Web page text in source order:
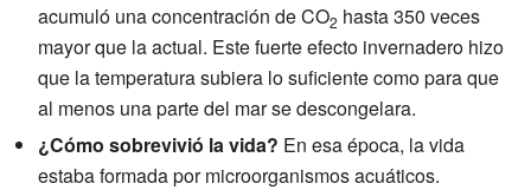
acumuló una concentración de CO2 hasta 350 veces
mayor que la actual. Este fuerte efecto invernadero hizo
que la temperatura subiera lo suficiente como para que
al menos una parte del mar se descongelara.
¿Cómo sobrevivió la vida? En esa época, la vida
estaba formada por microorganismos acuáticos.